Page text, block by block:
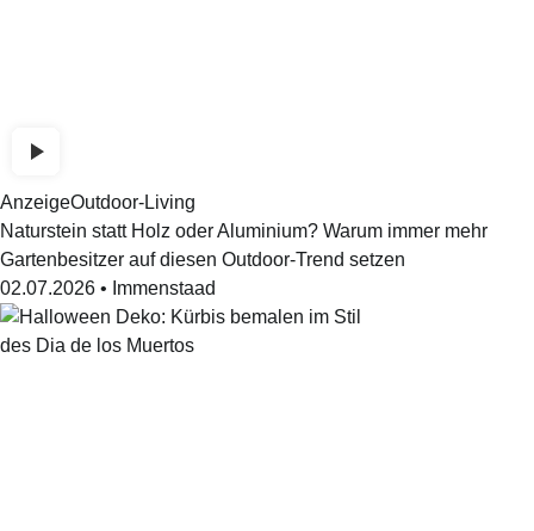
AnzeigeOutdoor-Living
Naturstein statt Holz oder Aluminium? Warum immer mehr
Gartenbesitzer auf diesen Outdoor-Trend setzen
02.07.2026 • Immenstaad